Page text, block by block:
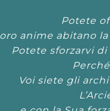
Potete
anime abitano
Potete sforzarvi
Voi siete gli